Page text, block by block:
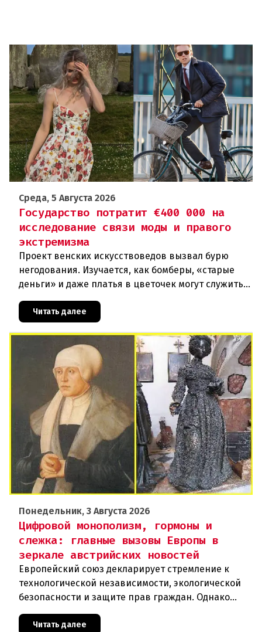
Среда, 5 Августа 2026
Государство потратит €400 000 на
исследование связи моды и правого
экстремизма
Проект венских искусствоведов вызвал бурю
негодования. Изучается, как бомберы, «старые
деньги» и даже платья в цветочек могут служить
инструментом пропаганды. Оппоненты требуют
ответа от министра наук
Читать далее
Понедельник, 3 Августа 2026
Цифровой монополизм, гормоны и
слежка: главные вызовы Европы в
зеркале австрийских новостей
Европейский союз декларирует стремление к
технологической независимости, экологической
безопасности и защите прав граждан. Однако
последние события в Австрии и решение
Брюсселя показывают: реальная п
Читать далее